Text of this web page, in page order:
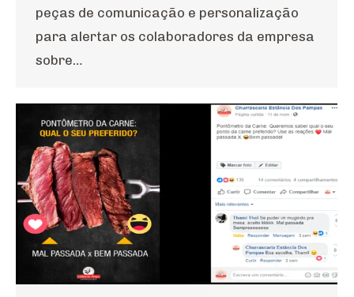
peças de comunicação e personalização
para alertar os colaboradores da empresa
sobre…